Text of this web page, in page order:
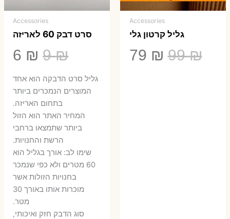
Accessories
גליל קרטון גלי
99₪
המחיר
79 ₪
הנוכחי
Accessories
סרט דבק 60 לאריזה
9₪
היה:
9 ₪.
6 ₪
6 ₪.
גליל סרט הדבקה הוא אחד
המוצרים הנמכרים ביותר
בתחום האריזה.
המחיר האתר הוא הזול
ביותר שתמצאו ברחבי
הרשת והחנויות.
שימו לב: אורך בגליל הוא
60 מטרים ולא כפי שנמכר
בחנויות הזולות אשר
מוכרות אותו באורך 30
מטר.
סוג הדבק חזק ואיכותי,